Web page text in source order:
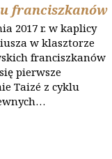
franciszkanów
2017 r. w kaplicy
w klasztorze
franciszkanów
pierwsze
Taizé z cyklu